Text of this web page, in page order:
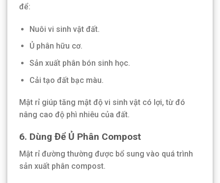
để:
Nuôi vi sinh vật đất.
Ủ phân hữu cơ.
Sản xuất phân bón sinh học.
Cải tạo đất bạc màu.
Mật rỉ giúp tăng mật độ vi sinh vật có lợi, từ đó
nâng cao độ phì nhiêu của đất.
6. Dùng Để Ủ Phân Compost
Mật rỉ đường thường được bổ sung vào quá trình
sản xuất phân compost.